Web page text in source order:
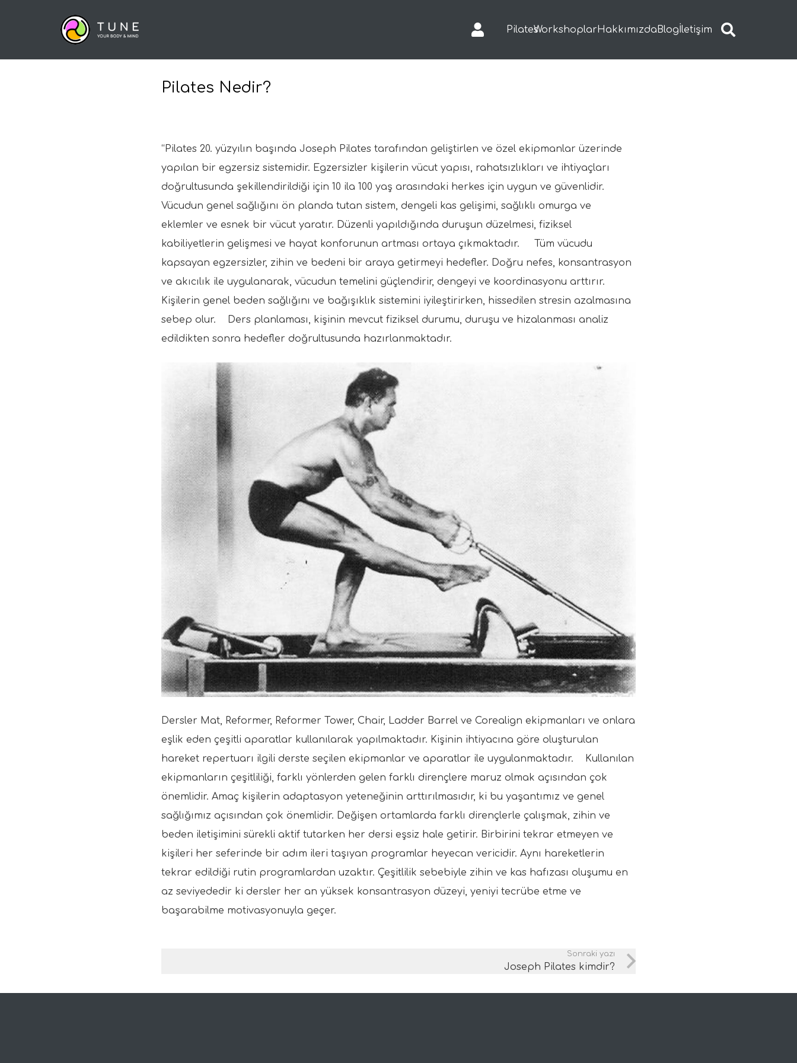
PilatesWorkshoplarHakkımızda Blog İletişim
Pilates Nedir?
“Pilates 20. yüzyılın başında Joseph Pilates tarafından geliştirlen ve özel ekipmanlar üzerinde
yapılan bir egzersiz sistemidir. Egzersizler kişilerin vücut yapısı, rahatsızlıkları ve ihtiyaçları
doğrultusunda şekillendirildiği için 10 ila 100 yaş arasındaki herkes için uygun ve güvenlidir.
Vücudun genel sağlığını ön planda tutan sistem, dengeli kas gelişimi, sağlıklı omurga ve
eklemler ve esnek bir vücut yaratır. Düzenli yapıldığında duruşun düzelmesi, fiziksel
kabiliyetlerin gelişmesi ve hayat konforunun artması ortaya çıkmaktadır. Tüm vücudu
kapsayan egzersizler, zihin ve bedeni bir araya getirmeyi hedefler. Doğru nefes, konsantrasyon
ve akıcılık ile uygulanarak, vücudun temelini güçlendirir, dengeyi ve koordinasyonu arttırır.
Kişilerin genel beden sağlığını ve bağışıklık sistemini iyileştirirken, hissedilen stresin azalmasına
sebep olur. Ders planlaması, kişinin mevcut fiziksel durumu, duruşu ve hizalanması analiz
edildikten sonra hedefler doğrultusunda hazırlanmaktadır.
Dersler Mat, Reformer, Reformer Tower, Chair, Ladder Barrel ve Corealign ekipmanları ve onlara
eşlik eden çeşitli aparatlar kullanılarak yapılmaktadır. Kişinin ihtiyacına göre oluşturulan
hareket repertuarı ilgili derste seçilen ekipmanlar ve aparatlar ile uygulanmaktadır. Kullanılan
ekipmanların çeşitliliği, farklı yönlerden gelen farklı dirençlere maruz olmak açısından çok
önemlidir. Amaç kişilerin adaptasyon yeteneğinin arttırılmasıdır, ki bu yaşantımız ve genel
sağlığımız açısından çok önemlidir. Değişen ortamlarda farklı dirençlerle çalışmak, zihin ve
beden iletişimini sürekli aktif tutarken her dersi eşsiz hale getirir. Birbirini tekrar etmeyen ve
kişileri her seferinde bir adım ileri taşıyan programlar heyecan vericidir. Aynı hareketlerin
tekrar edildiği rutin programlardan uzaktır. Çeşitlilik sebebiyle zihin ve kas hafızası oluşumu en
az seviyededir ki dersler her an yüksek konsantrasyon düzeyi, yeniyi tecrübe etme ve
başarabilme motivasyonuyla geçer.
Sonraki yazı
Joseph Pilates kimdir?